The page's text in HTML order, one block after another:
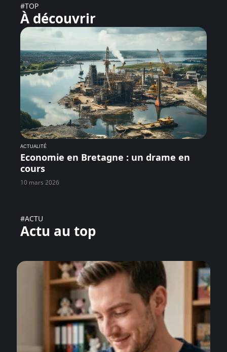
#TOP
À découvrir
ACTUALITÉ
Economie en Bretagne : un drame en
cours
10 mars 2026
#ACTU
Actu au top